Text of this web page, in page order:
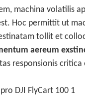
machina volatilis
Hoc permittit ut
tollit et
aereum
responsionis critica